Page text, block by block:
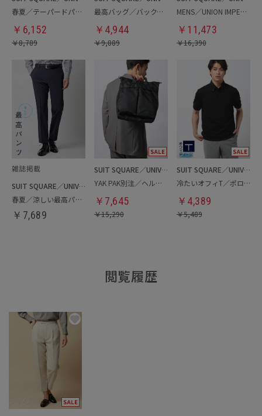
春夏／テーパードパンツ
￥ 6,152
￥8,789
最高バッグ／バックパック
￥ 4,944
￥9,889
MENS／UNION IMPERIAL監修／コインローファー
￥ 11,473
￥16,390
SUIT SQUARE／UNIVERSAL LANGUAGE
春夏／涼しい最高パンツ
￥ 7,689
SUIT SQUARE／UNIVERSAL LANGUAGE
YAK PAK別注／ヘルメットバッグ
￥ 7,645
￥15,290
SUIT SQUARE／UNIVERSAL LANGUAGE
冷たいオフィT／ポロシャツ
￥ 4,389
￥5,489
閲覧履歴